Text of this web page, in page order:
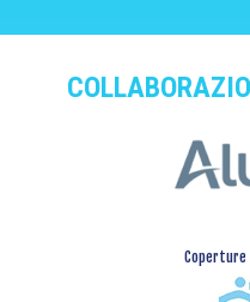
Coperture